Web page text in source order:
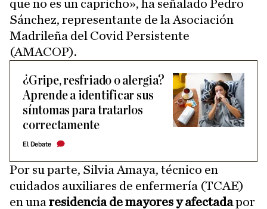
que no es un capricho», ha señalado Pedro
Sánchez, representante de la Asociación
Madrileña del Covid Persistente
(AMACOP).
¿Gripe, resfriado o alergia?
Aprende a identificar sus
síntomas para tratarlos
correctamente
El Debate
Por su parte, Silvia Amaya, técnico en
cuidados auxiliares de enfermería (TCAE)
en una residencia de mayores y afectadapor